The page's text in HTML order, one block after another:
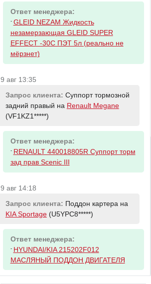
Ответ менеджера:
- GLEID NEZAM Жидкость
незамерзающая GLEID SUPER
EFFECT -30С ПЭТ 5л (реально не
мёрзнет)
9 авг 13:35
Запрос клиента: Суппорт тормозной
задний правый на Renault Megane
(VF1KZ1*****)
Ответ менеджера:
- RENAULT 440018805R Суппорт торм
зад прав Scenic III
9 авг 14:18
Запрос клиента: Поддон картера на
KIA Sportage(U5YPC8*****)
Ответ менеджера:
- HYUNDAI/KIA 215202F012
МАСЛЯНЫЙ ПОДДОН ДВИГАТЕЛЯ